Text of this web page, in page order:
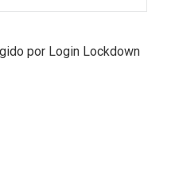
por Login Lockdown
del Duero